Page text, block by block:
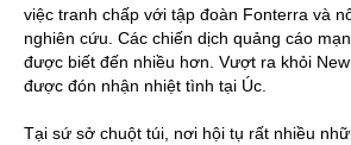
việc tranh chấp với tập đoàn Fonterra và
nghiên cứu. Các chiến dịch quảng cáo
được biết đến nhiều hơn. Vượt ra khỏi
được đón nhận nhiệt tình tại Úc.
Tại sứ sở chuột túi, nơi hội tụ rất nhiều